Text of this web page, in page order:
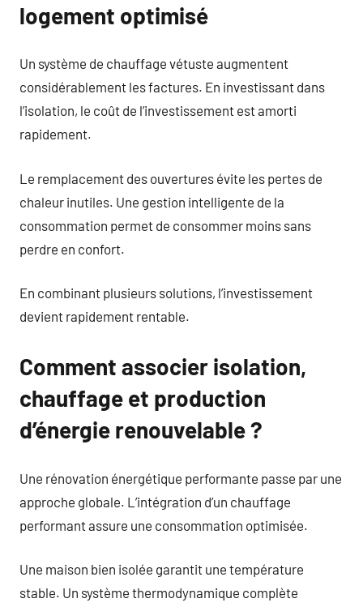
logement optimisé
Un système de chauffage vétuste augmentent
considérablement les factures. En investissant dans
l’isolation, le coût de l’investissement est amorti
rapidement.
Le remplacement des ouvertures évite les pertes de
chaleur inutiles. Une gestion intelligente de la
consommation permet de consommer moins sans
perdre en confort.
En combinant plusieurs solutions, l’investissement
devient rapidement rentable.
Comment associer isolation,
chauffage et production
d’énergie renouvelable ?
Une rénovation énergétique performante passe par une
approche globale. L’intégration d’un chauffage
performant assure une consommation optimisée.
Une maison bien isolée garantit une température
stable. Un système thermodynamique complète